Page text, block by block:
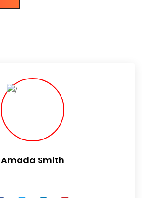
Amada Smith